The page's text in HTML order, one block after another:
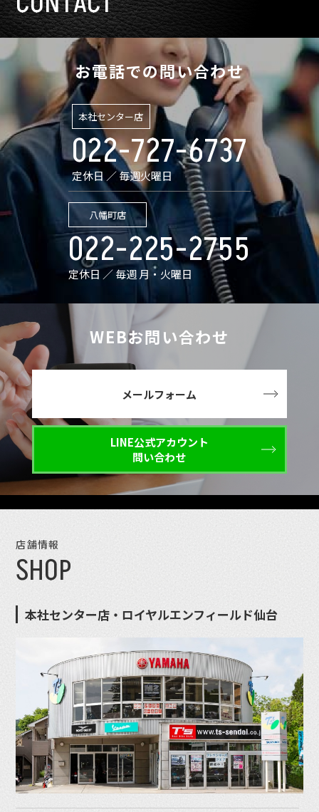
お電話での問い合わせ
本社センター店
022-727-6737
定休日 ／ 毎週火曜日
八幡町店
022-225-2755
定休日 ／ 毎週 月・火曜日
WEBお問い合わせ
メールフォーム
LINE公式アカウント
問い合わせ
店舗情報
SHOP
本社センター店・ロイヤルエンフィールド仙台